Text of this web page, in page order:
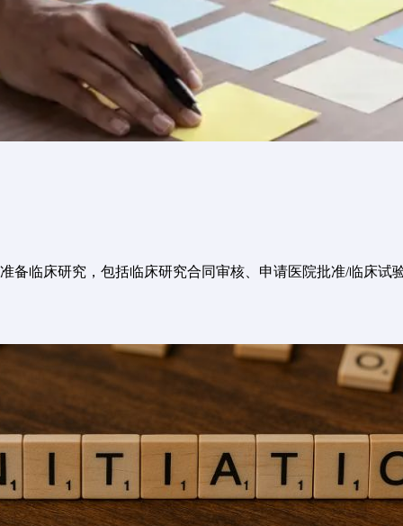
备临床研究，包括临床研究合同审核、申请医院批准/临床试